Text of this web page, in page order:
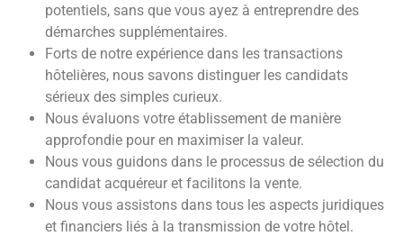
potentiels, sans que vous ayez à entreprendre des
démarches supplémentaires.
Forts de notre expérience dans les transactions
hôtelières, nous savons distinguer les candidats
sérieux des simples curieux.
Nous évaluons votre établissement de manière
approfondie pour en maximiser la valeur.
Nous vous guidons dans le processus de sélection du
candidat acquéreur et facilitons la vente.
Nous vous assistons dans tous les aspects juridiques
et financiers liés à la transmission de votre hôtel.